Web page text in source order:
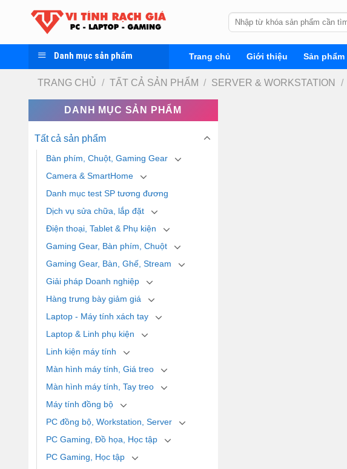
Tìm
kiếm:
Danh mục sản phẩm Trang chủ Giới thiệu Sản phẩm
TRANG CHỦ / TẤT CẢ SẢN PHẨM / SERVER & WORKSTATION /
DANH MỤC SẢN PHẨM
Tất cả sản phẩm
Bàn phím, Chuột, Gaming Gear
Camera & SmartHome
Danh mục test SP tương đương
Dịch vụ sửa chữa, lắp đặt
Điện thoại, Tablet & Phụ kiện
Gaming Gear, Bàn phím, Chuột
Gaming Gear, Bàn, Ghế, Stream
Giải pháp Doanh nghiệp
Hàng trưng bày giảm giá
Laptop - Máy tính xách tay
Laptop & Linh phụ kiện
Linh kiện máy tính
Màn hình máy tính, Giá treo
Màn hình máy tính, Tay treo
Máy tính đồng bộ
PC đồng bộ, Workstation, Server
PC Gaming, Đồ họa, Học tập
PC Gaming, Học tập